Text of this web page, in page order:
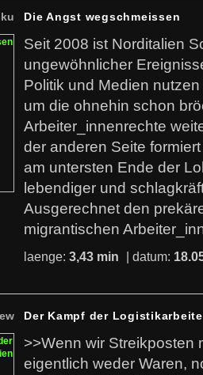
Die Angst wegschmeissen
Seit 2008 ist Norditalien
ungewöhnlicher
Politik und Medien
um die ohnehin schon
Arbeiter_innenrechte
der anderen Seite
am untersten Ende der
lebendiger und
Ausgerechnet den
migrantischen
laenge: 3,43 min | datum:
Der Kampf der
>>Wenn wir Streikposten
eigentlich weder Waren,